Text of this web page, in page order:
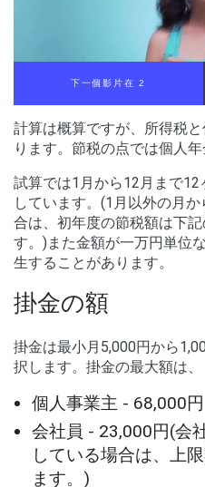
下一個影片在 2
計算は概算ですが、所得税
ります。節税の点では個人
試算では1月から12月まで
しています。(1月以外の月
合は、初年度の節税額は下
す。)また金額が一万円単位
生することがあります。
掛金の額
掛金は最小月5,000円から
択します。掛金の最大額は、
個人事業主 - 68,000円
会社員 - 23,000円(会
している場合は、上
ます。)